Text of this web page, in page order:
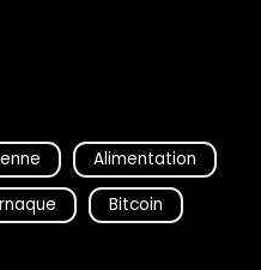
Alimentation
Bitcoin